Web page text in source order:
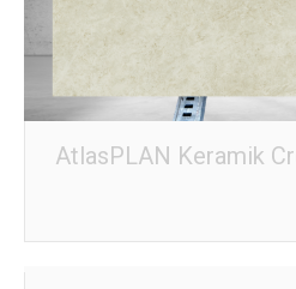
AtlasPLAN Keramik